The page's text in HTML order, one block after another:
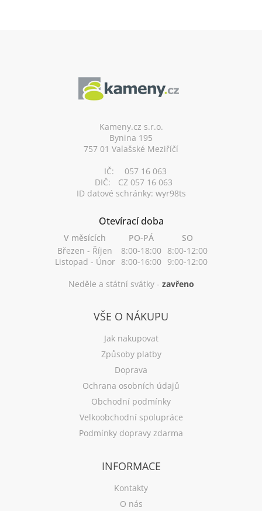
Kameny.cz s.r.o.
Bynina 195
757 01 Valašské Meziříčí
IČ:
057 16 063
DIČ:
CZ 057 16 063
ID datové schránky: wyr98ts
Otevírací doba
V měsících PO-PÁ
SO
Březen - Říjen
8:00-18:00 8:00-12:00
Listopad - Únor 8:00-16:00 9:00-12:00
Neděle a státní svátky - zavřeno
VŠE O NÁKUPU
Jak nakupovat
Způsoby platby
Doprava
Ochrana osobních údajů
Obchodní podmínky
Velkoobchodní spolupráce
Podmínky dopravy zdarma
INFORMACE
Kontakty
O nás